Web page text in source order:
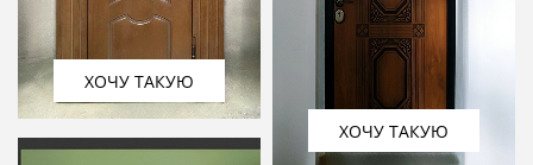
ХОЧУ ТАКУЮ
ХОЧУ ТАКУЮ